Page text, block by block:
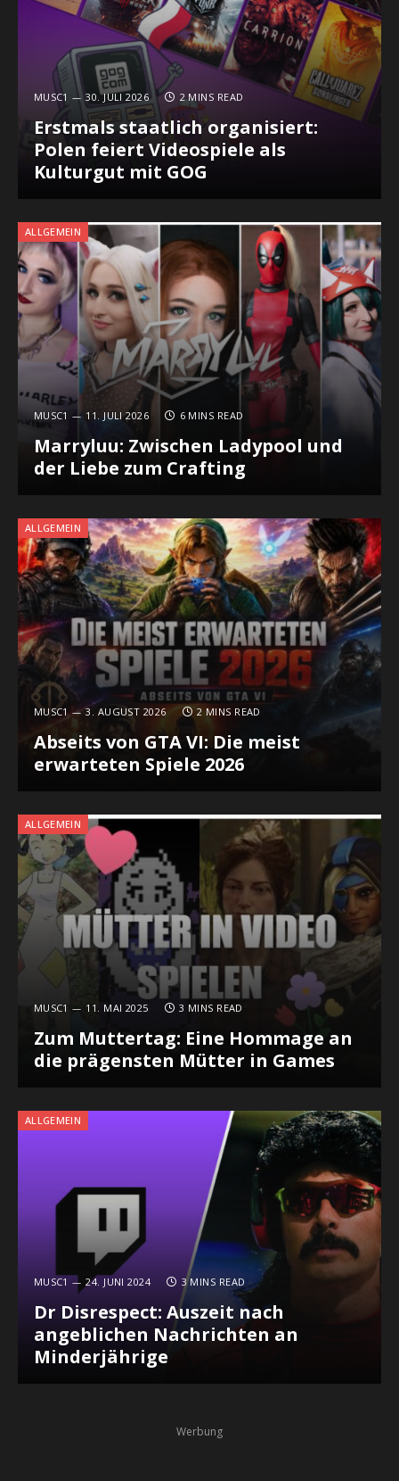
MUSC1 30. JULI 2026 2 MINS READ
Erstmals staatlich organisiert:
Polen feiert Videospiele als
Kulturgut mit GOG
ALLGEMEIN
MUSC1 11. JULI 2026 6 MINS READ
Marryluu: Zwischen Ladypool und
der Liebe zum Crafting
ALLGEMEIN
MUSC1 3. AUGUST 2026 2 MINS READ
Abseits von GTA VI: Die meist
erwarteten Spiele 2026
ALLGEMEIN
MUSC1 11. MAI 2025 3 MINS READ
Zum Muttertag: Eine Hommage an
die prägensten Mütter in Games
ALLGEMEIN
MUSC1 24. JUNI 2024 3 MINS READ
Dr Disrespect: Auszeit nach
angeblichen Nachrichten an
Minderjährige
Werbung